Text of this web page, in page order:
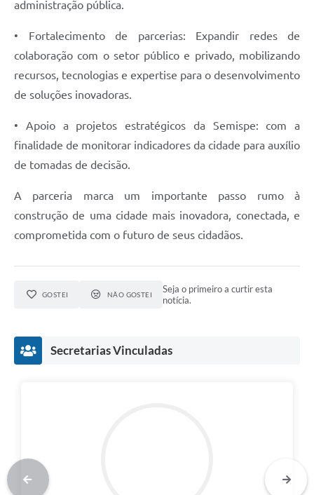
administração pública.
• Fortalecimento de parcerias: Expandir redes de
colaboração com o setor público e privado, mobilizando
recursos, tecnologias e expertise para o desenvolvimento
de soluções inovadoras.
• Apoio a projetos estratégicos da Semispe: com a
finalidade de monitorar indicadores da cidade para auxílio
de tomadas de decisão.
A parceria marca um importante passo rumo à
construção de uma cidade mais inovadora, conectada, e
comprometida com o futuro de seus cidadãos.
GOSTEI NÃO GOSTEI
Seja o primeiro a curtir esta
notícia.
Secretarias Vinculadas